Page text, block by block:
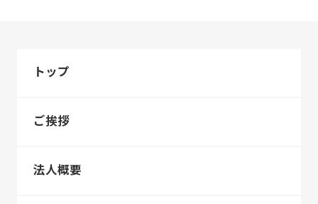
トップ
ご挨拶
法人概要